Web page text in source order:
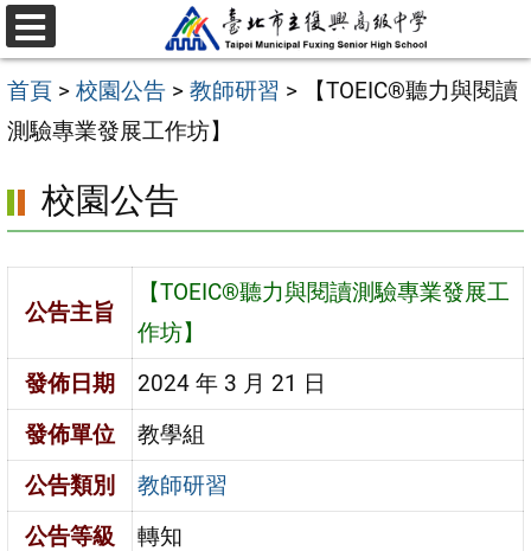
跳
至
主
要
容
區
選
單
首頁 > 校園公告 > 教師研習 >
【TOEIC®聽力與閱讀
測驗專業發展工作坊】
校園公告
公告主旨
【TOEIC®聽力與閱讀測驗專業發展工
作坊】
發佈日期
2024 年 3 月 21 日
發佈單位
教學組
公告類別
教師研習
公告等級
轉知